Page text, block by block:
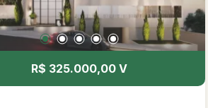
R$ 325.000,00 V